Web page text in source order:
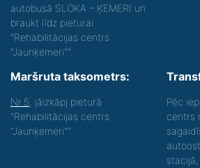
autobusā SLOKA – ĶEMERI un
braukt līdz pieturai
"Rehabilitācijas centrs
"Jaunķemeri"".
Maršruta taksometrs:
Nr.5 , jāizkāpj pieturā
"Rehabilitācijas centrs
"Jaunķemeri""
Pēc
centrs